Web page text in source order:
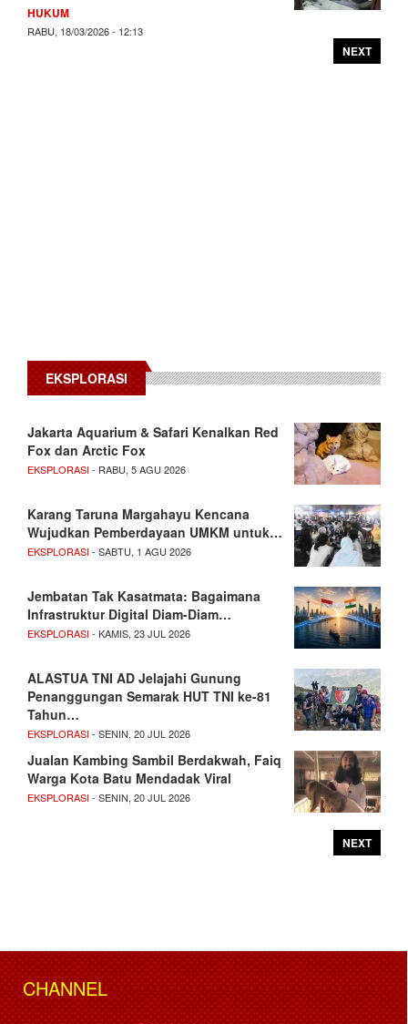
HUKUM
RABU, 18/03/2026 - 12:13
NEXT
EKSPLORASI
Jakarta Aquarium & Safari Kenalkan Red
Fox dan Arctic Fox
EKSPLORASI- RABU, 5 AGU 2026
Karang Taruna Margahayu Kencana
Wujudkan Pemberdayaan UMKM untuk…
EKSPLORASI- SABTU, 1 AGU 2026
Jembatan Tak Kasatmata: Bagaimana
Infrastruktur Digital Diam-Diam…
EKSPLORASI- KAMIS, 23 JUL 2026
ALASTUA TNI AD Jelajahi Gunung
Penanggungan Semarak HUT TNI ke-81
Tahun…
EKSPLORASI- SENIN, 20 JUL 2026
Jualan Kambing Sambil Berdakwah, Faiq
Warga Kota Batu Mendadak Viral
EKSPLORASI- SENIN, 20 JUL 2026
NEXT
CHANNEL